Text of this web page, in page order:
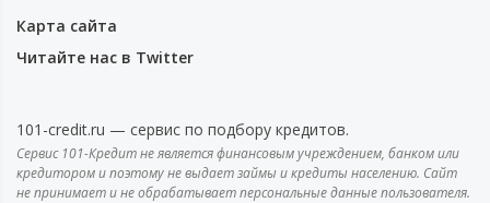
Карта сайта
Читайте нас в Twitter
101-credit.ru — сервис по подбору кредитов.
Сервис 101-Кредит не является финансовым учреждением, банком или
кредитором и поэтому не выдает займы и кредиты населению. Сайт
не принимает и не обрабатывает персональные данные пользователя.